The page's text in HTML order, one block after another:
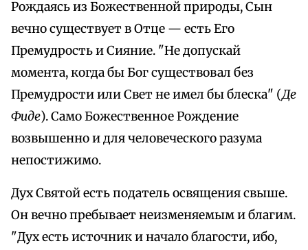
Рождаясь из Божественной природы, Сын
вечно существует в Отце — есть Его
Премудрость и Сияние. "Не допускай
момента, когда бы Бог существовал без
Премудрости или Свет не имел бы блеска" (Де
Фиде). Само Божественное Рождение
возвышенно и для человеческого разума
непостижимо.
Дух Святой есть податель освящения свыше.
Он вечно пребывает неизменяемым и благим.
"Дух есть источник и начало благости, ибо,